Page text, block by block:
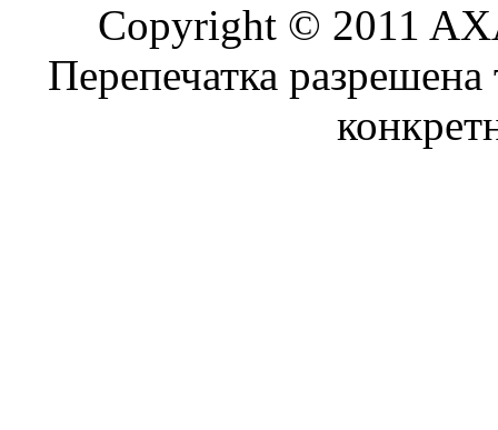
Copyright © 2011
Перепечатка